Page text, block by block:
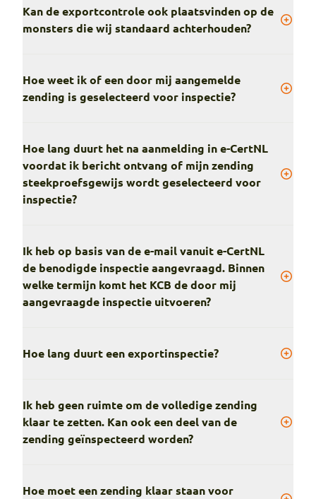
Kan de exportcontrole ook plaatsvinden op de
monsters die wij standaard achterhouden?
Hoe weet ik of een door mij aangemelde
zending is geselecteerd voor inspectie?
Hoe lang duurt het na aanmelding in e-CertNL
voordat ik bericht ontvang of mijn zending
steekproefsgewijs wordt geselecteerd voor
inspectie?
Ik heb op basis van de e-mail vanuit e-CertNL
de benodigde inspectie aangevraagd. Binnen
welke termijn komt het KCB de door mij
aangevraagde inspectie uitvoeren?
Hoe lang duurt een exportinspectie?
Ik heb geen ruimte om de volledige zending
klaar te zetten. Kan ook een deel van de
zending geïnspecteerd worden?
Hoe moet een zending klaar staan voor